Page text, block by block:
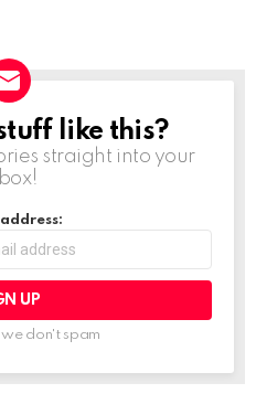
like this?
straight into your
don't spam